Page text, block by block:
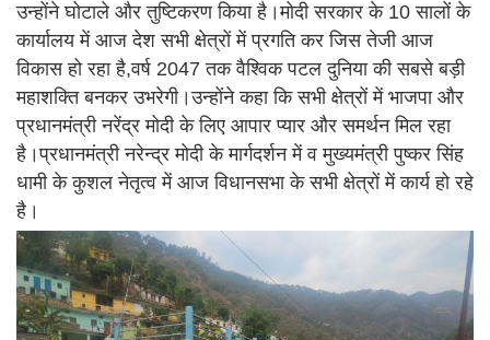
उन्होंने घोटाले और तुष्टिकरण किया है।मोदी सरकार के 10 सालों के
कार्यालय में आज देश सभी क्षेत्रों में प्रगति कर जिस तेजी आज
विकास हो रहा है,वर्ष 2047 तक वैश्विक पटल दुनिया की सबसे बड़ी
महाशक्ति बनकर उभरेगी।उन्होंने कहा कि सभी क्षेत्रों में भाजपा और
प्रधानमंत्री नरेंद्र मोदी के लिए आपार प्यार और समर्थन मिल रहा
है।प्रधानमंत्री नरेन्द्र मोदी के मार्गदर्शन में व मुख्यमंत्री पुष्कर सिंह
धामी के कुशल नेतृत्व में आज विधानसभा के सभी क्षेत्रों में कार्य हो रहे
है।